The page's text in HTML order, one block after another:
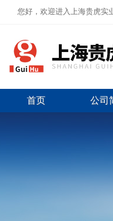
您好，欢迎进入上海贵虎实
首页 公司